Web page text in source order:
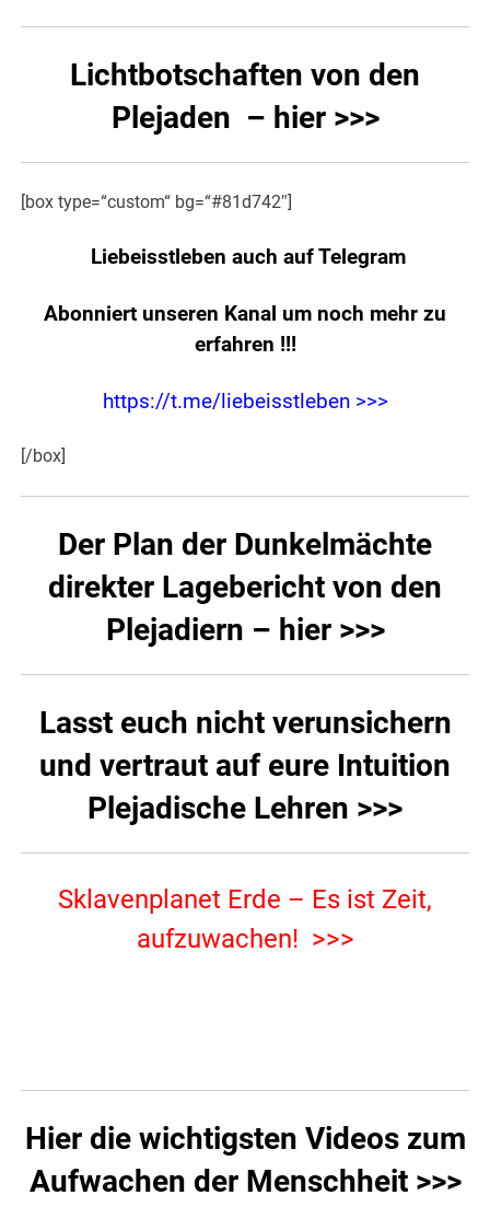
Lichtbotschaften von den
Plejaden – hier >>>
[box type=“custom“ bg=“#81d742″]
Liebeisstleben auch auf Telegram
Abonniert unseren Kanal um noch mehr zu
erfahren !!!
https://t.me/liebeisstleben >>>
[/box]
Der Plan der Dunkelmächte
direkter Lagebericht von den
Plejadiern – hier >>>
Lasst euch nicht verunsichern
und vertraut auf eure Intuition
Plejadische Lehren >>>
Sklavenplanet Erde – Es ist Zeit,
aufzuwachen! >>>
Hier die wichtigsten Videos zum
Aufwachen der Menschheit >>>